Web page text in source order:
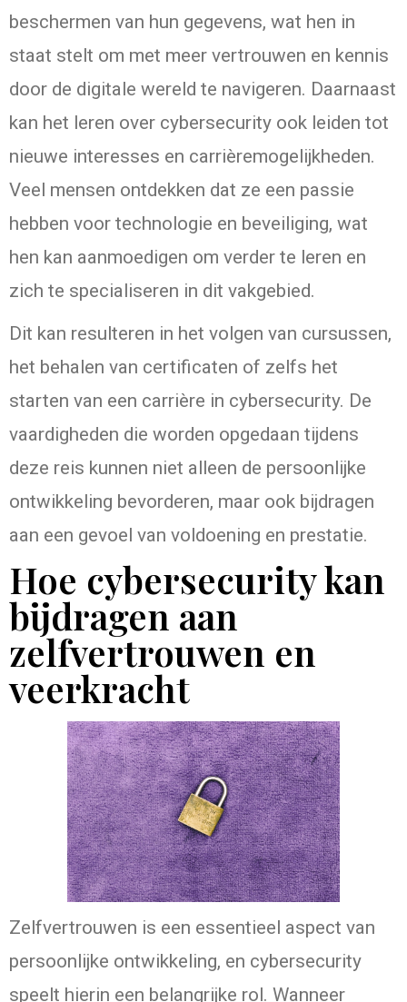
beschermen van hun gegevens, wat hen in
staat stelt om met meer vertrouwen en kennis
door de digitale wereld te navigeren. Daarnaast
kan het leren over cybersecurity ook leiden tot
nieuwe interesses en carrièremogelijkheden.
Veel mensen ontdekken dat ze een passie
hebben voor technologie en beveiliging, wat
hen kan aanmoedigen om verder te leren en
zich te specialiseren in dit vakgebied.
Dit kan resulteren in het volgen van cursussen,
het behalen van certificaten of zelfs het
starten van een carrière in cybersecurity. De
vaardigheden die worden opgedaan tijdens
deze reis kunnen niet alleen de persoonlijke
ontwikkeling bevorderen, maar ook bijdragen
aan een gevoel van voldoening en prestatie.
Hoe cybersecurity kan
bijdragen aan
zelfvertrouwen en
veerkracht
Zelfvertrouwen is een essentieel aspect van
persoonlijke ontwikkeling, en cybersecurity
speelt hierin een belangrijke rol. Wanneer